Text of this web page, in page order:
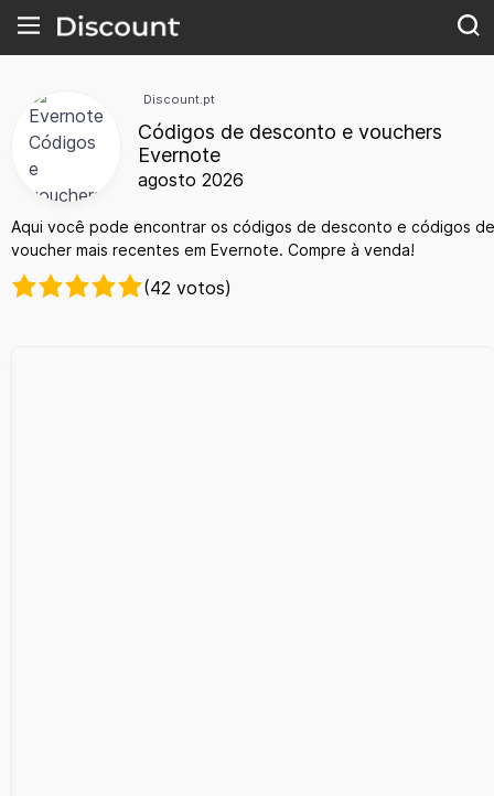
Discount.pt
Códigos de desconto e vouchers
Evernote
agosto 2026
Aqui você pode encontrar os códigos de desconto e códigos de
voucher mais recentes em Evernote. Compre à venda!
(42 votos)